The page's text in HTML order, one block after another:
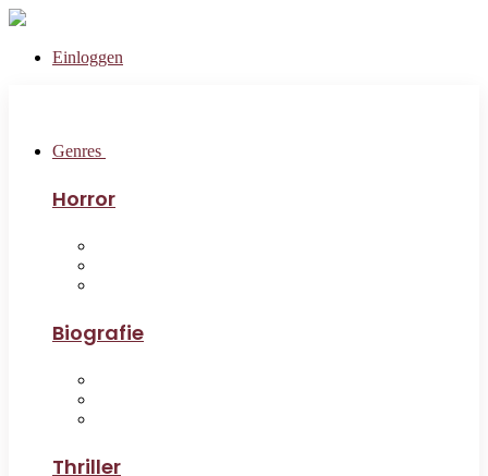
Einloggen
Genres
Horror
Biografie
Thriller